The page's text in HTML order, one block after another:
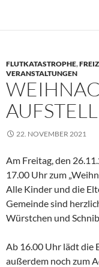
FLUTKATASTROPHE,
VERANSTALTUNGEN
22. NOVEMBER 2021
Am Freitag, den
17.00 Uhr zum
Alle Kinder und die
Gemeinde sind
Würstchen und
Ab 16.00 Uhr lädt die
außerdem noch zum